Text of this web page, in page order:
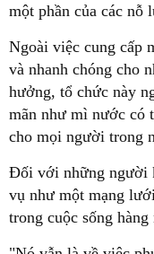
một phần của các
Ngoài việc cung cấp
và nhanh chóng cho
hưởng, tổ chức này
mãn như mì nước có
cho mọi người trong
Đối với những người
vụ như một mạng
trong cuộc sống